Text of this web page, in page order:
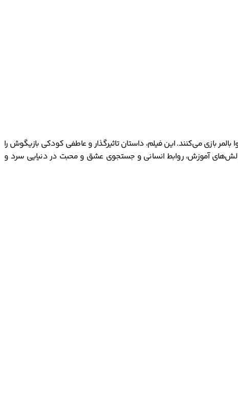
2010 است. در این فیلم سیلوی تستود و ژان-فرانسوا بالمر بازی می‌کنند. این فیلم، داستان تاثیرگذار و عاطفی کودکی بازیگوش را
آموزش، روابط انسانی و جستجوی عشق و محبت در دنیایی سرد و